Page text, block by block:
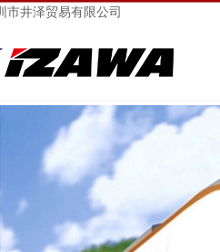
市井泽贸易有限公司